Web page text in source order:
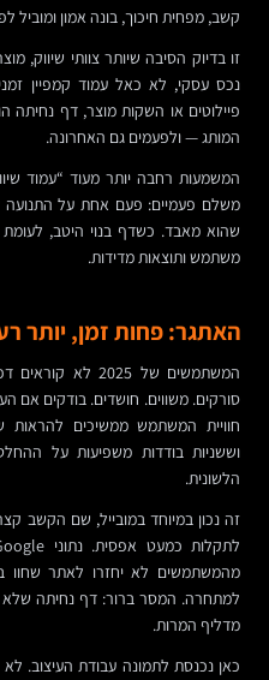
קשב, מפחית חיכוך, בונה אמון ומוביל
נכס עסקי, לא כאל עמוד קמפיין
פיילוטים או השקות מוצר, דף
המותג — ולפעמים גם האחרונה.
המשמעות רחבה יותר מעוד “עמוד
משלם פעמיים: פעם אחת על התנועה
שהוא מאבד. כשדף בנוי היטב, לעומת
משתמש ותוצאות מדידות.
האתגר: פחות זמן, יותר
המשתמשים של
סורקים. משווים. חושדים. בודקים אם
חוויית המשתמש ממשיכים להראות
וששניות בודדות משפיעות על
הלשונית.
זה נכון במיוחד במובייל, שם הקשב
למתחרה. המסר ברור: דף נחיתה שלא
מדליף המרות.
כאן נכנסת לתמונה עבודת העיצוב.